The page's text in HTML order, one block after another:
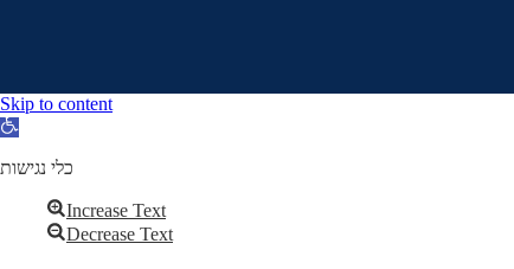
Skip to content
Open
כלי נגישות
Increase Text
Decrease Text